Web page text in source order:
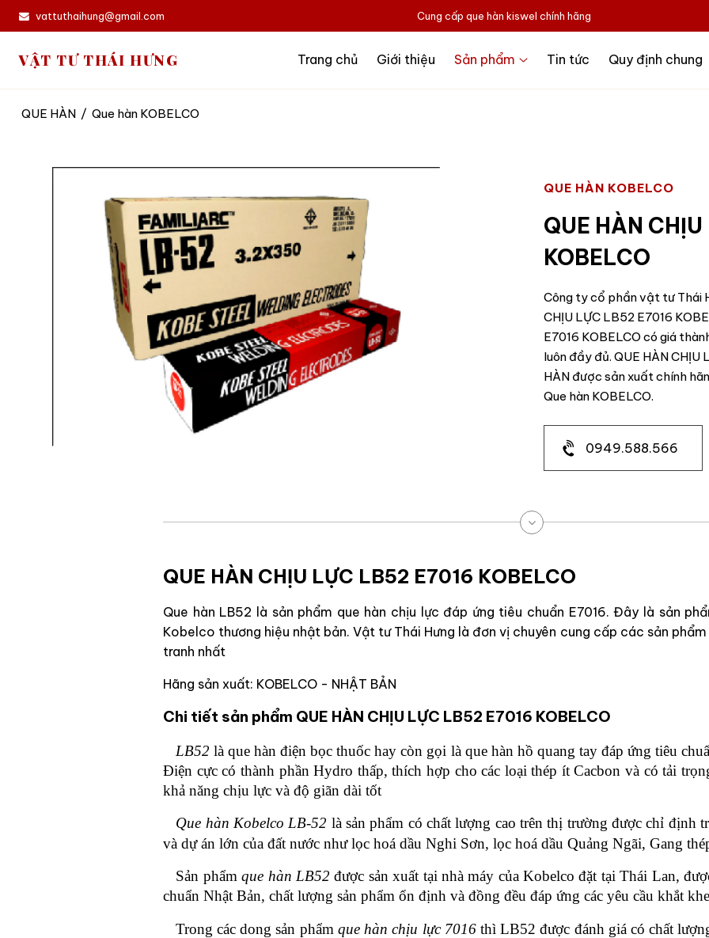
vattuthaihung@gmail.com Cung cấp que hàn kiswel chính hãng
VẬT TƯ THÁI HƯNG Trang chủ Giới thiệu Sản phẩm Tin tức Quy định chung
QUE HÀN / Que hàn KOBELCO
QUE HÀN KOBELCO
QUE HÀN
KOBELCO
Công ty cổ phần vật tư Thái
CHỊU LỰC LB52 E7016
E7016 KOBELCO có giá
luôn đầy đủ. QUE HÀN CHỊU
HÀN được sản xuất chính
Que hàn KOBELCO.
0949.588.566
QUE HÀN CHỊU LỰC LB52 E7016 KOBELCO
Que hàn LB52 là sản phẩm que hàn chịu lực đáp ứng tiêu chuẩn E7016. Đây là sản
Kobelco thương hiệu nhật bản. Vật tư Thái Hưng là đơn vị chuyên cung cấp các sản
tranh nhất
Hãng sản xuất: KOBELCO - NHẬT BẢN
Chi tiết sản phẩm QUE HÀN CHỊU LỰC LB52 E7016 KOBELCO
LB52 là que hàn điện bọc thuốc hay còn gọi là que hàn hồ quang tay đáp ứng tiêu
Điện cực có thành phần Hydro thấp, thích hợp cho các loại thép ít Cacbon và có tải
khả năng chịu lực và độ giãn dài tốt
Que hàn Kobelco LB-52 là sản phẩm có chất lượng cao trên thị trường được chỉ định
và dự án lớn của đất nước như lọc hoá dầu Nghi Sơn, lọc hoá dầu Quảng Ngãi, Gang
Sản phẩmque hàn LB52 được sản xuất tại nhà máy của Kobelco đặt tại Thái Lan,
chuẩn Nhật Bản, chất lượng sản phẩm ổn định và đồng đều đáp ứng các yêu cầu khắt
Trong các dong sản phẩm que hàn chịu lực 7016thì LB52 được đánh giá có chất